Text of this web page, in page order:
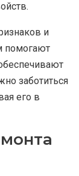
и
помогают
заботиться
его в